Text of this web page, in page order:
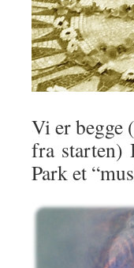
Vi er begge
fra starten)
Park et